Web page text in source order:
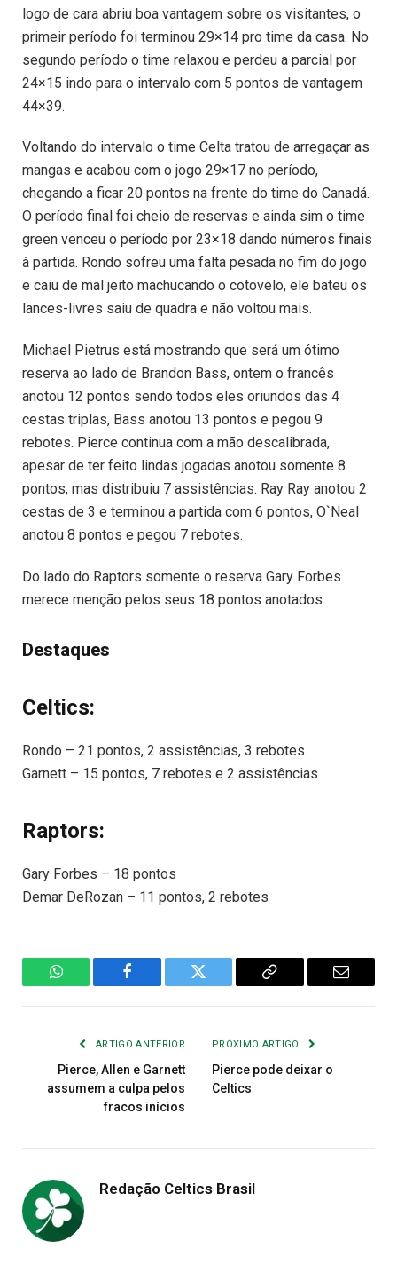
logo de cara abriu boa vantagem sobre os visitantes, o
primeir período foi terminou 29×14 pro time da casa. No
segundo período o time relaxou e perdeu a parcial por
24×15 indo para o intervalo com 5 pontos de vantagem
44×39.
Voltando do intervalo o time Celta tratou de arregaçar as
mangas e acabou com o jogo 29×17 no período,
chegando a ficar 20 pontos na frente do time do Canadá.
O período final foi cheio de reservas e ainda sim o time
green venceu o período por 23×18 dando números finais
à partida. Rondo sofreu uma falta pesada no fim do jogo
e caiu de mal jeito machucando o cotovelo, ele bateu os
lances-livres saiu de quadra e não voltou mais.
Michael Pietrus está mostrando que será um ótimo
reserva ao lado de Brandon Bass, ontem o francês
anotou 12 pontos sendo todos eles oriundos das 4
cestas triplas, Bass anotou 13 pontos e pegou 9
rebotes. Pierce continua com a mão descalibrada,
apesar de ter feito lindas jogadas anotou somente 8
pontos, mas distribuiu 7 assistências. Ray Ray anotou 2
cestas de 3 e terminou a partida com 6 pontos, O`Neal
anotou 8 pontos e pegou 7 rebotes.
Do lado do Raptors somente o reserva Gary Forbes
merece menção pelos seus 18 pontos anotados.
Destaques
Celtics:
Rondo – 21 pontos, 2 assistências, 3 rebotes
Garnett – 15 pontos, 7 rebotes e 2 assistências
Raptors:
Gary Forbes – 18 pontos
Demar DeRozan – 11 pontos, 2 rebotes
WhatsAppFacebook Twitter
Copiar
E-
ARTIGO ANTERIOR
Pierce, Allen e Garnett
assumem a culpa pelos
fracos inícios
PRÓXIMO ARTIGO
Pierce pode deixar o
Celtics
Redação Celtics Brasil